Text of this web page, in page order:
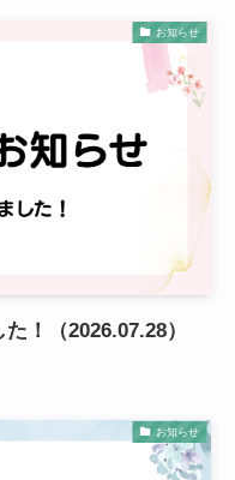
お知らせ
！（2026.07.28）
お知らせ